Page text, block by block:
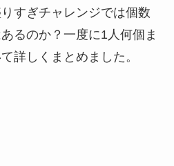
すぎチャレンジでは個数
るのか？一度に1人何個ま
詳しくまとめました。